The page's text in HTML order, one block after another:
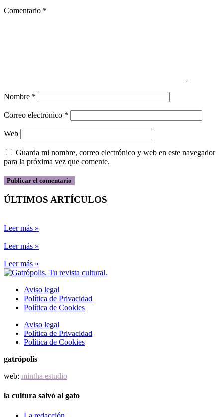
Comentario *
Nombre *
Correo electrónico *
Web
Guarda mi nombre, correo electrónico y web en este navegador
para la próxima vez que comente.
ÚLTIMOS ARTÍCULOS
Leer más »
Leer más »
Leer más »
Aviso legal
Política de Privacidad
Política de Cookies
Aviso legal
Política de Privacidad
Política de Cookies
gatrópolis
web: mintha estudio
la cultura salvó al gato
La redacción